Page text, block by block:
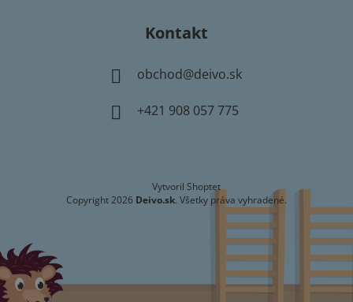
Kontakt
obchod@deivo.sk
+421 908 057 775
Vytvoril Shoptet
Copyright 2026 Deivo.sk. Všetky práva vyhradené.